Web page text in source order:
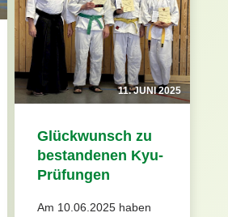
11. JUNI 2025
Glückwunsch zu
bestandenen Kyu-
Prüfungen
Am 10.06.2025 haben